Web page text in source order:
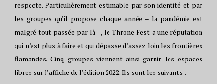
respecte. Particulièrement estimable par son identité et par
les groupes qu’il propose chaque année – la pandémie est
malgré tout passée par là –, le Throne Fest a une réputation
qui n’est plus à faire et qui dépasse d’assez loin les frontières
flamandes. Cinq groupes viennent ainsi garnir les espaces
libres sur l’affiche de l’édition 2022. Ils sont les suivants :